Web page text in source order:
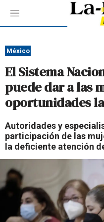
M
e
ú
México
El Sistema
puede dar a las
oportunidades
Autoridades y
participación de las
la deficiente atención